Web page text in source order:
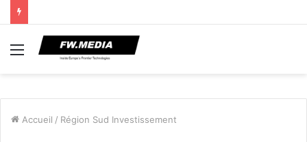
Menu
Accueil / Région Sud Investissement